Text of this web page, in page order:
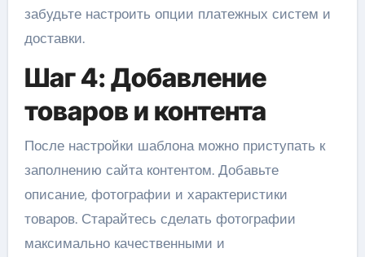
забудьте настроить опции платежных систем и
доставки.
Шаг 4: Добавление
товаров и контента
После настройки шаблона можно приступать к
заполнению сайта контентом. Добавьте
описание, фотографии и характеристики
товаров. Старайтесь сделать фотографии
максимально качественными и